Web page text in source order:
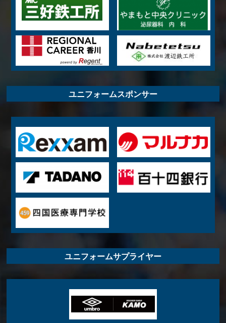
ユニフォームスポンサー
ユニフォームサプライヤー